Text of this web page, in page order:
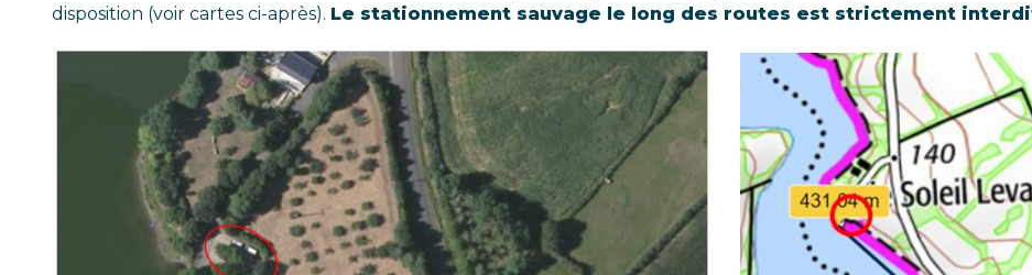
disposition (voir cartes ci-après). Le stationnement sauvage le long des routes est strictement